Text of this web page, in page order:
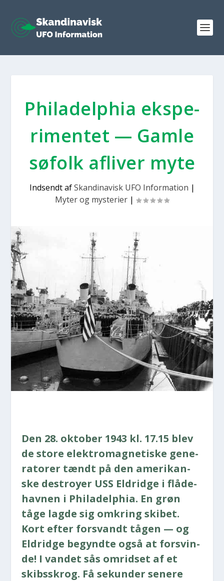
Phila­delp­hia eks­pe­
ri­men­tet — Gam­le
søfolk afli­ver myte
Indsendt afSkandinavisk UFO Information |
Myter og mysterier |
Den 28. okto­ber 1943 kl. 17.15 blev
de sto­re elek­tro­mag­ne­ti­ske gene­
ra­to­rer tændt på den ame­ri­kan­
ske destroy­er USS Eldrid­ge i flå­de­
hav­nen i Phila­delp­hia. En grøn
tåge lag­de sig omkring ski­bet.
Kort efter for­svandt tågen — og
Eldrid­ge begynd­te også at for­svin­
de! I van­det sås omrid­set af et
skibs­skrog. Få sekun­der sene­re